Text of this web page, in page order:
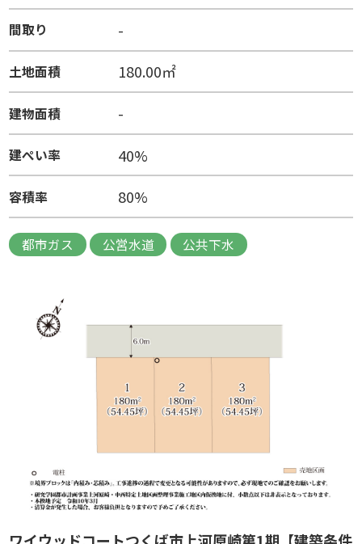
間取り -
土地面積 180.00㎡
建物面積 -
建ぺい率 40%
容積率 80%
都市ガス 公営水道 公共下水
ワイウッドコートつくば市上河原崎第1期【建築条件